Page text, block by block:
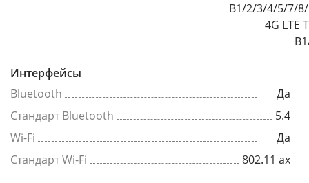
B1/2/3/4/5/7/
4G LTE
Интерфейсы
Bluetooth
Да
Стандарт Bluetooth
5.4
Wi-Fi
Да
Стандарт Wi-Fi
802.11 ax